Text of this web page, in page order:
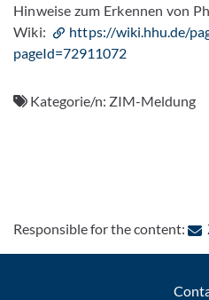
Hinweise zum Erkennen von
Wiki:
https://wiki.hhu.de/
pageId=72911072
Kategorie/n: ZIM-Meldung
Responsible for the content: